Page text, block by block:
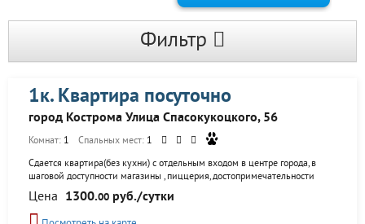
Фильтр
1к. Квартира посуточно
город Кострома Улица Спасокукоцкого, 56
Комнат: 1 Спальных мест: 1
Сдается квартира(без кухни) с отдельным входом в центре города,в
шаговой доступности магазины ,пиццерия,достопримечательности
нашего города.Бесплатная парковка под навесом для авто.В зоне
видимости детская игровая площадка .Также в вашем пользовании
беседка с мангалом и всеми мангальными принадлежностями . В
Цена 1300.00 руб./сутки